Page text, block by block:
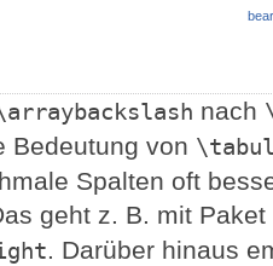
nach
Bedeutung von
Spalten oft
geht z. B. mit Paket
. Darüber hinaus